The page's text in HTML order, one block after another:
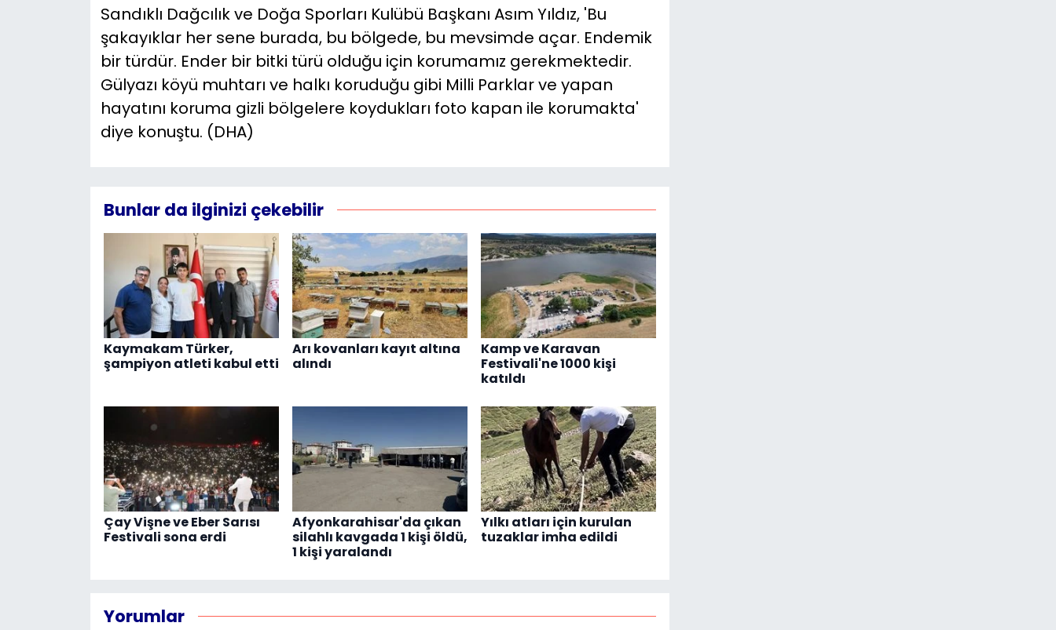
Sandıklı Dağcılık ve Doğa Sporları Kulübü Başkanı Asım Yıldız, 'Bu
şakayıklar her sene burada, bu bölgede, bu mevsimde açar. Endemik
bir türdür. Ender bir bitki türü olduğu için korumamız gerekmektedir.
Gülyazı köyü muhtarı ve halkı koruduğu gibi Milli Parklar ve yapan
hayatını koruma gizli bölgelere koydukları foto kapan ile korumakta'
diye konuştu. (DHA)
Bunlar da ilginizi çekebilir
Kaymakam Türker,
şampiyon atleti kabul etti
Arı kovanları kayıt altına
alındı
Kamp ve Karavan
Festivali'ne 1000 kişi
katıldı
Çay Vişne ve Eber Sarısı
Festivali sona erdi
Afyonkarahisar'da çıkan
silahlı kavgada 1 kişi öldü,
1 kişi yaralandı
Yılkı atları için kurulan
tuzaklar imha edildi
Yorumlar